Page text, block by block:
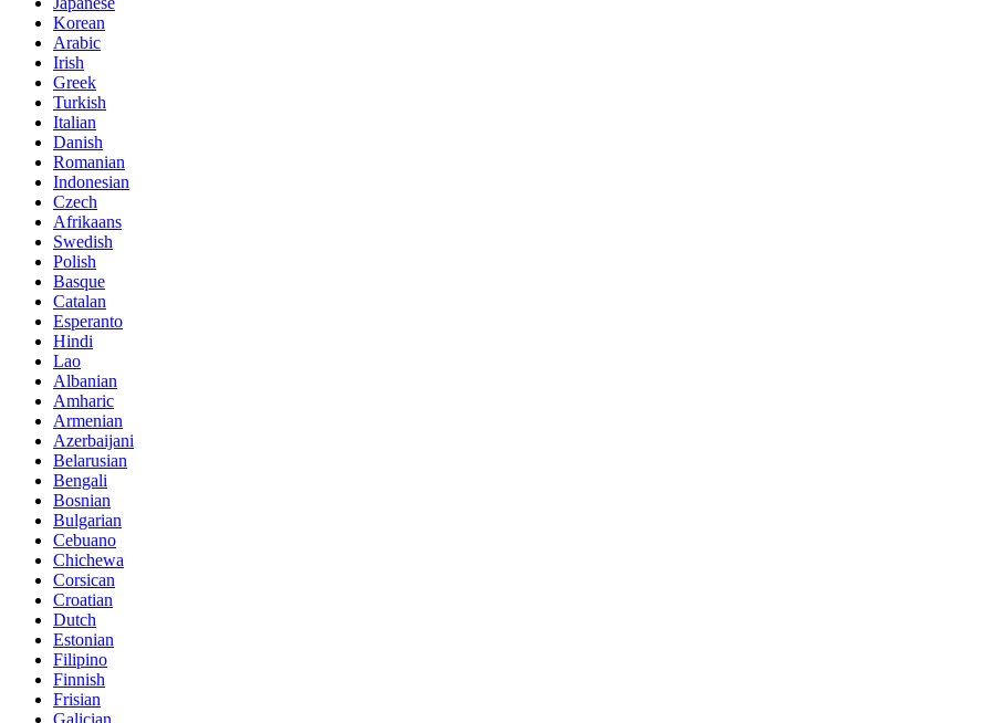
Korean
Arabic
Irish
Greek
Turkish
Italian
Danish
Romanian
Indonesian
Czech
Afrikaans
Swedish
Polish
Basque
Catalan
Esperanto
Hindi
Lao
Albanian
Amharic
Armenian
Azerbaijani
Belarusian
Bengali
Bosnian
Bulgarian
Cebuano
Chichewa
Corsican
Croatian
Dutch
Estonian
Filipino
Finnish
Frisian